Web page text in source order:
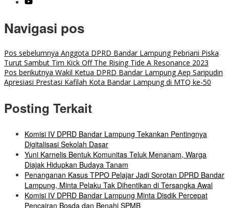
Navigasi pos
Pos sebelumnya Anggota DPRD Bandar Lampung Pebriani Piska
Turut Sambut Tim Kick Off The Rising Tide A Resonance 2023
Pos berikutnya Wakil Ketua DPRD Bandar Lampung Aep Saripudin
Apresiasi Prestasi Kafilah Kota Bandar Lampung di MTQ ke-50
Posting Terkait
Komisi IV DPRD Bandar Lampung Tekankan Pentingnya
Digitalisasi Sekolah Dasar
Yuni Karnelis Bentuk Komunitas Teluk Menanam, Warga
Diajak Hidupkan Budaya Tanam
Penanganan Kasus TPPO Pelajar Jadi Sorotan DPRD Bandar
Lampung, Minta Pelaku Tak Dihentikan di Tersangka Awal
Komisi IV DPRD Bandar Lampung Minta Disdik Percepat
Pencairan Bosda dan Benahi SPMB